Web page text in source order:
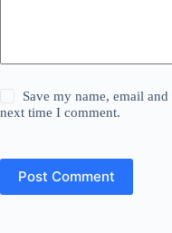
Save my name, email
next time I comment.
Post Comment